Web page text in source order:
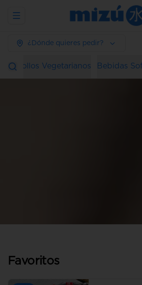
Abrir menu de navegación
¿Dónde quieres pedir?
Rollos Vegetarianos Bebidas
Favoritos